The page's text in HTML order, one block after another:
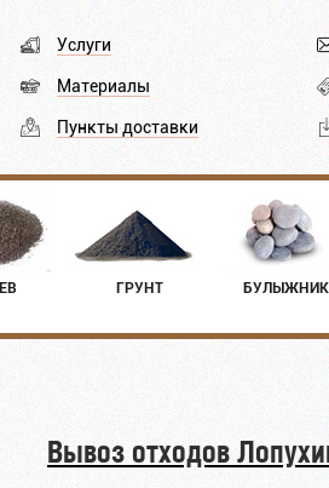
Услуги
Материалы
Пункты доставки
ГРУНТ БУЛЫЖНИК
Вывоз отходов